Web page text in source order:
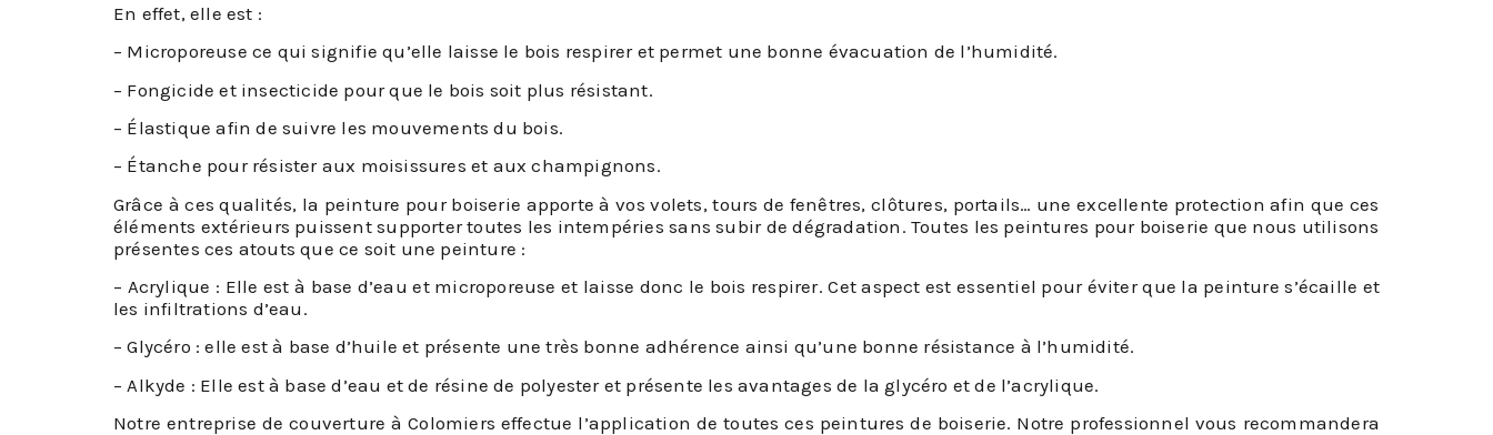
En effet, elle est :
– Microporeuse ce qui signifie qu’elle laisse le bois respirer et permet une bonne évacuation de l’humidité.
– Fongicide et insecticide pour que le bois soit plus résistant.
– Élastique afin de suivre les mouvements du bois.
– Étanche pour résister aux moisissures et aux champignons.
Grâce à ces qualités, la peinture pour boiserie apporte à vos volets, tours de fenêtres, clôtures, portails… une excellente protection afin que ces
éléments extérieurs puissent supporter toutes les intempéries sans subir de dégradation. Toutes les peintures pour boiserie que nous utilisons
présentes ces atouts que ce soit une peinture :
– Acrylique : Elle est à base d’eau et microporeuse et laisse donc le bois respirer. Cet aspect est essentiel pour éviter que la peinture s’écaille et
les infiltrations d’eau.
– Glycéro : elle est à base d’huile et présente une très bonne adhérence ainsi qu’une bonne résistance à l’humidité.
– Alkyde : Elle est à base d’eau et de résine de polyester et présente les avantages de la glycéro et de l’acrylique.
Notre entreprise de couverture à Colomiers effectue l’application de toutes ces peintures de boiserie. Notre professionnel vous recommandera